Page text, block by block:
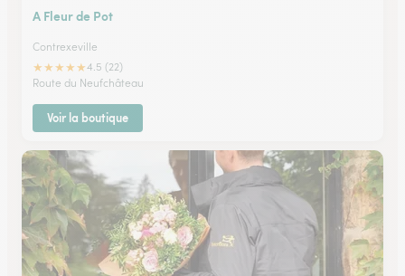
A Fleur de Pot
Contrexeville
★★★★★4.5 (22)
Route du Neufchâteau
Voir la boutique